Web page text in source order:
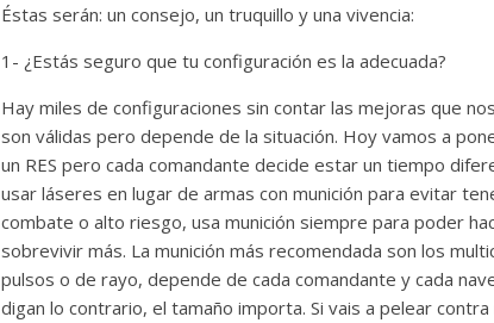
Éstas serán: un consejo, un truquillo y una vivencia:
1- ¿Estás seguro que tu configuración es la adecuada?
Hay miles de configuraciones sin contar las mejoras que
son válidas pero depende de la situación. Hoy vamos a
un RES pero cada comandante decide estar un tiempo
usar láseres en lugar de armas con munición para evitar
combate o alto riesgo, usa munición siempre para poder
sobrevivir más. La munición más recomendada son los
pulsos o de rayo, depende de cada comandante y cada
digan lo contrario, el tamaño importa. Si vais a pelear